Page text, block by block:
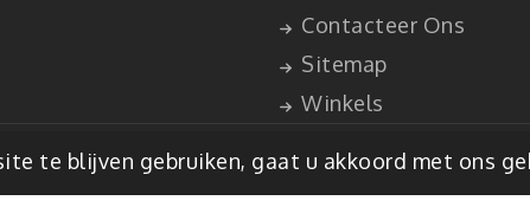
Contacteer Ons
Sitemap
Winkels
te blijven gebruiken, gaat u akkoord met ons